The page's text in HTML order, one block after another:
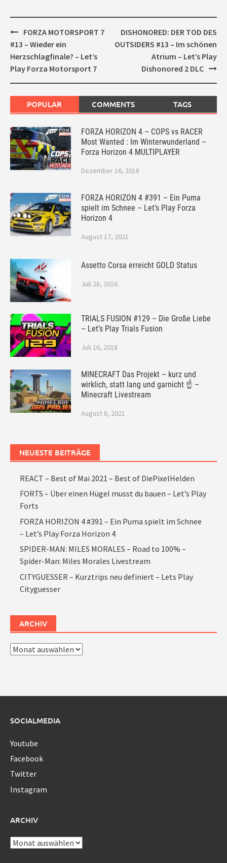
Post
navigation
FORZA MOTORSPORT 7
#13 – Wieder ein
Herzschlagfinale? – Let’s
Play Forza Motorsport 7
DISHONORED: DER TOD DES
OUTSIDERS #13 – Im schönen
Atrium – Let’s Play
Dishonored 2 DLC
POPULAR COMMENTS TAGS
FORZA HORIZON 4 – COPS vs RACER
Most Wanted : Im Winterwunderland –
Forza Horizon 4 MULTIPLAYER
Dezember 16, 2018
FORZA HORIZON 4 #391 – Ein Puma
spielt im Schnee – Let’s Play Forza
Horizon 4
August 17, 2021
Assetto Corsa erreicht GOLD Status
Juli 28, 2016
TRIALS FUSION #129 – Die Große Liebe
– Let’s Play Trials Fusion
Juli 16, 2018
MINECRAFT Das Projekt – kurz und
wirklich, statt lang und garnicht ☝ –
Minecraft Livestream
August 8, 2021
NEUESTE BEITRÄGE
REACT – Best of Mai 2021 – Best of DiePixelHelden
FORTS – Über einen Hügel musst du bauen – Let’s Play
Forts
FORZA HORIZON 4 #391 – Ein Puma spielt im Schnee
– Let’s Play Forza Horizon 4
SPIDER-MAN: MILES MORALES – Road to 100% –
Spider-Man: Miles Morales Livestream
CITYGUESSER – Kurztrips neu definiert – Lets Play
Cityguesser
ARCHIV
Archiv
SOCIALMEDIA
Youtube
Facebook
Twitter
Instagram
ARCHIV
Archiv